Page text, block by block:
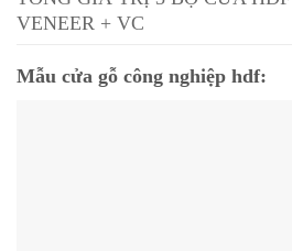
VENEER + VC
Mẫu cửa gỗ công nghiệp hdf: